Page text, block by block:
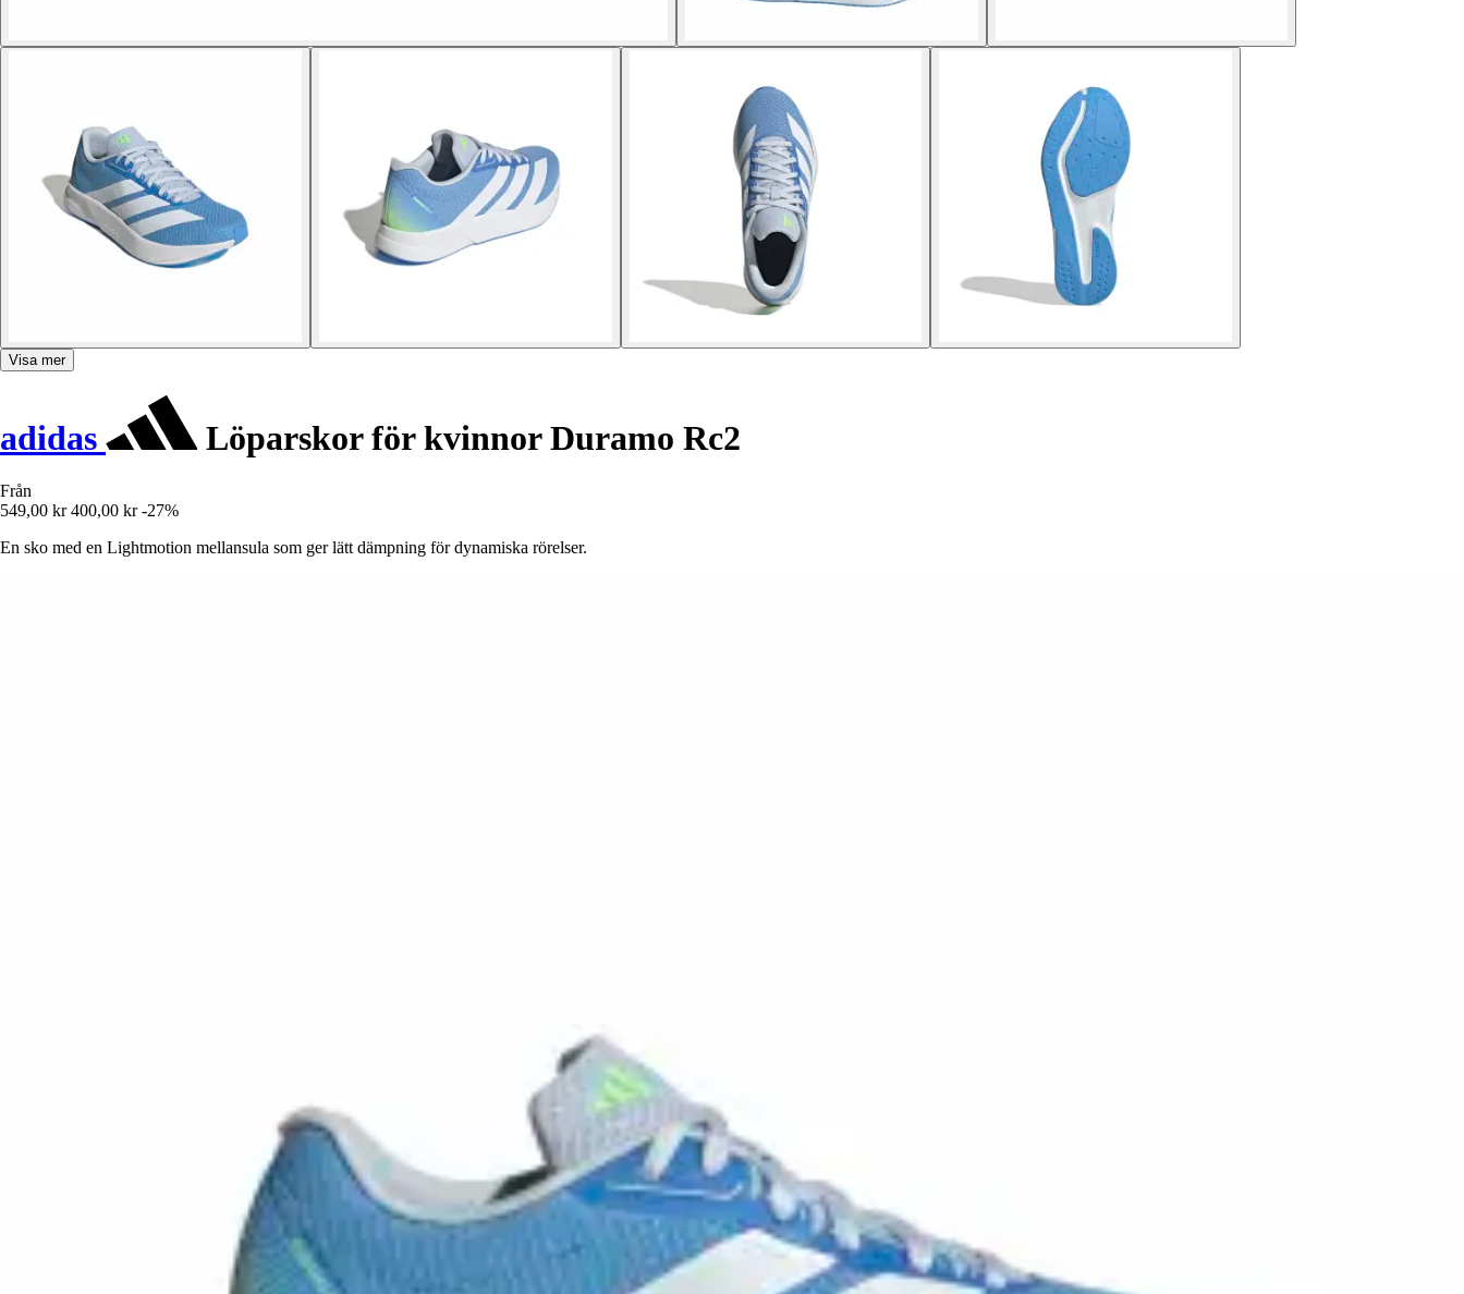
Visa mer
adidas Löparskor för kvinnor Duramo Rc2
Från
549,00 kr 400,00 kr -27%
En sko med en Lightmotion mellansula som ger lätt dämpning för dynamiska rörelser.